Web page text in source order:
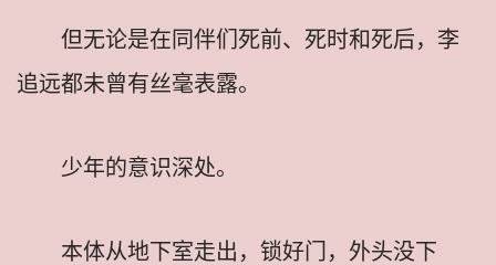
但无论是在同伴们死前、死时和死后，李
追远都未曾有丝毫表露。
少年的意识深处。
本体从地下室走出，锁好门，外头没下